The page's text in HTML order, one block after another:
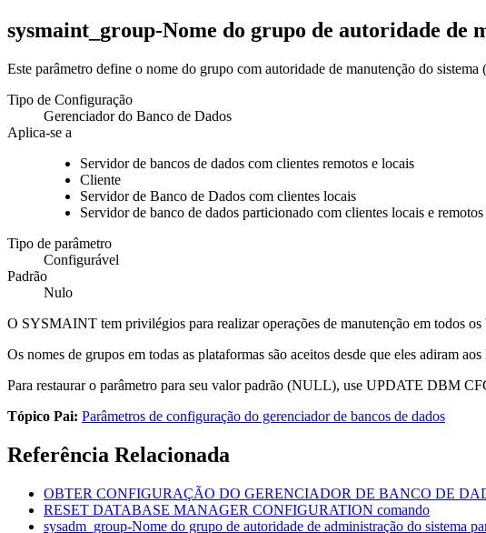
sysmaint_group-Nome do grupo de autoridade de
Este parâmetro define o nome do grupo com autoridade de manutenção do
Tipo de Configuração
Gerenciador do Banco de Dados
Aplica-se a
Servidor de bancos de dados com clientes remotos e locais
Cliente
Servidor de Banco de Dados com clientes locais
Servidor de banco de dados particionado com clientes locais e remotos
Tipo de parâmetro
Configurável
Padrão
Nulo
O SYSMAINT tem privilégios para realizar operações de manutenção em todos os
Os nomes de grupos em todas as plataformas são aceitos desde que eles adiram
Para restaurar o parâmetro para seu valor padrão (NULL), use UPDATE DBM
Tópico Pai: Parâmetros de configuração do gerenciador de bancos de dados
Referência Relacionada
OBTER CONFIGURAÇÃO DO GERENCIADOR DE BANCO DE
RESET DATABASE MANAGER CONFIGURATION comando
sysadm_group-Nome do grupo de autoridade de administração do sistema